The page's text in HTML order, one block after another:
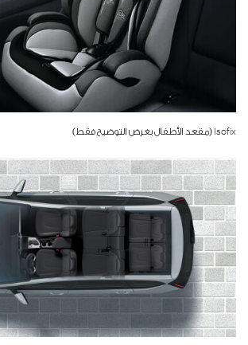
Isofix (مقعد الأطفال بغرض التوضيح فقط)